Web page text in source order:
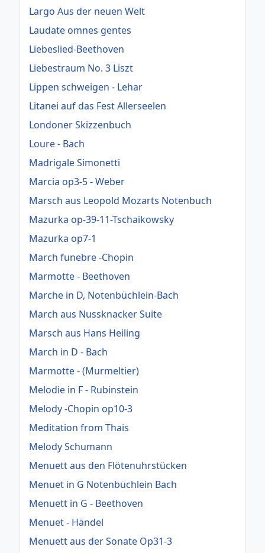
Largo Aus der neuen Welt
Laudate omnes gentes
Liebeslied-Beethoven
Liebestraum No. 3 Liszt
Lippen schweigen - Lehar
Litanei auf das Fest Allerseelen
Londoner Skizzenbuch
Loure - Bach
Madrigale Simonetti
Marcia op3-5 - Weber
Marsch aus Leopold Mozarts Notenbuch
Mazurka op-39-11-Tschaikowsky
Mazurka op7-1
March funebre -Chopin
Marmotte - Beethoven
Marche in D, Notenbüchlein-Bach
March aus Nussknacker Suite
Marsch aus Hans Heiling
March in D - Bach
Marmotte - (Murmeltier)
Melodie in F - Rubinstein
Melody -Chopin op10-3
Meditation from Thais
Melody Schumann
Menuett aus den Flötenuhrstücken
Menuet in G Notenbüchlein Bach
Menuett in G - Beethoven
Menuet - Händel
Menuett aus der Sonate Op31-3